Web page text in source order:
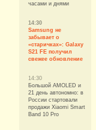
часами и днями
14:30
Samsung не
забывает о
«старичках»: Galaxy
S21 FE получил
свежее обновление
14:30
Большой AMOLED и
21 день автономно: в
России стартовали
продажи Xiaomi Smart
Band 10 Pro